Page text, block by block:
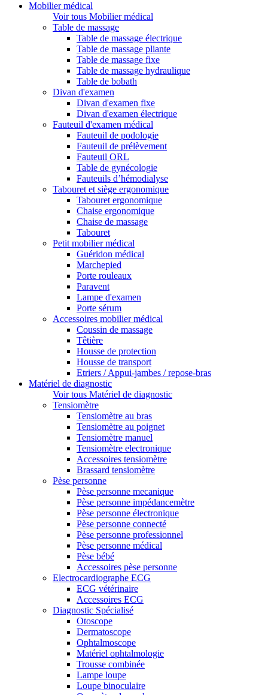
Mobilier médical
Voir tous Mobilier médical
Table de massage
Table de massage électrique
Table de massage pliante
Table de massage fixe
Table de massage hydraulique
Table de bobath
Divan d'examen
Divan d'examen fixe
Divan d'examen électrique
Fauteuil d'examen médical
Fauteuil de podologie
Fauteuil de prélèvement
Fauteuil ORL
Table de gynécologie
Fauteuils d’hémodialyse
Tabouret et siège ergonomique
Tabouret ergonomique
Chaise ergonomique
Chaise de massage
Tabouret
Petit mobilier médical
Guéridon médical
Marchepied
Porte rouleaux
Paravent
Lampe d'examen
Porte sérum
Accessoires mobilier médical
Coussin de massage
Têtière
Housse de protection
Housse de transport
Etriers / Appui-jambes / repose-bras
Matériel de diagnostic
Voir tous Matériel de diagnostic
Tensiomètre
Tensiomètre au bras
Tensiomètre au poignet
Tensiomètre manuel
Tensiomètre electronique
Accessoires tensiomètre
Brassard tensiomètre
Pèse personne
Pèse personne mecanique
Pèse personne impédancemètre
Pèse personne électronique
Pèse personne connecté
Pèse personne professionnel
Pèse personne médical
Pèse bébé
Accessoires pèse personne
Electrocardiographe ECG
ECG vétérinaire
Accessoires ECG
Diagnostic Spécialisé
Otoscope
Dermatoscope
Ophtalmoscope
Matériel ophtalmologie
Trousse combinée
Lampe loupe
Loupe binoculaire